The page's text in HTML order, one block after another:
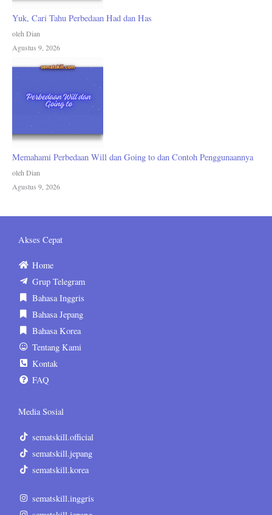
Yuk, Cari Tahu Perbedaan Had dan Has
oleh Dian
Agustus 9, 2026
Memahami Perbedaan Will dan Going to dan Contoh Penggunaannya
oleh Dian
Agustus 9, 2026
Akses Cepat
Home
Grup Telegram
Bahasa Inggris
Bahasa Jepang
Bahasa Korea
Tentang Kami
Kontak
FAQ
Media Sosial
sematskill.official
sematskill.jepang
sematskill.korea
sematskill.inggris